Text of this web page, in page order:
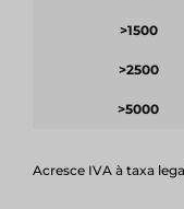
>1500
>2500
>5000
Acresce IVA à taxa